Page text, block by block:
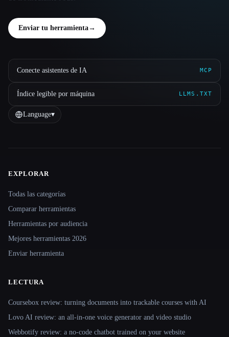
Enviar tu herramienta→
Conecte asistentes de IA MCP
Índice legible por máquina LLMS.TXT
Language▾
Site navigation
EXPLORAR
Todas las categorías
Comparar herramientas
Herramientas por audiencia
Mejores herramientas 2026
Enviar herramienta
LECTURA
Coursebox review: turning documents into trackable courses with AI
Lovo AI review: an all-in-one voice generator and video studio
Webbotify review: a no-code chatbot trained on your website